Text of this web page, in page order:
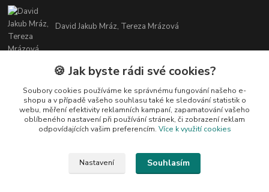
David Jakub Mráz, Tereza Mrázová
info@bylinky-maya.cz
🍪 Jak byste rádi své cookies?
Soubory cookies používáme ke správnému fungování našeho e-
shopu a v případě vašeho souhlasu také ke sledování statistik o
webu, měření efektivity reklamních kampaní, zapamatování vašeho
oblíbeného nastavení při používání stránek, či zobrazení reklam
odpovídajících vašim preferencím. Více k využití cookies
Nastavení Souhlasím